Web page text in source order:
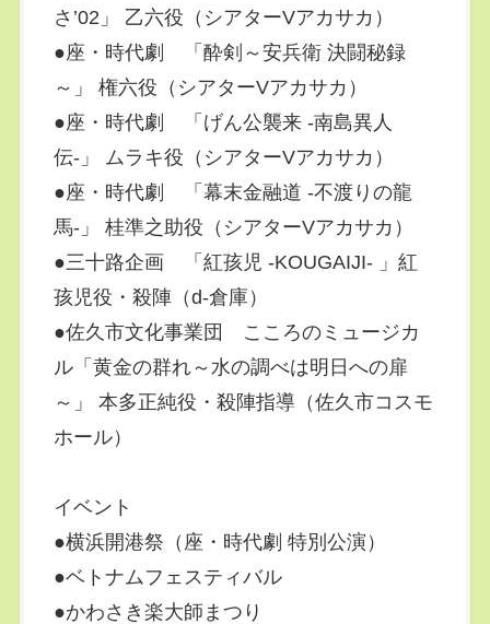
さ’02」 乙六役（シアターVアカサカ）
●座・時代劇 「酔剣～安兵衛 決闘秘録
～」 権六役（シアターVアカサカ）
●座・時代劇 「げん公襲来 -南島異人
伝-」 ムラキ役（シアターVアカサカ）
●座・時代劇 「幕末金融道 -不渡りの龍
馬-」 桂準之助役（シアターVアカサカ）
●三十路企画 「紅孩児 -KOUGAIJI- 」紅
孩児役・殺陣（d-倉庫）
●佐久市文化事業団 こころのミュージカ
ル「黄金の群れ～水の調べは明日への扉
～」 本多正純役・殺陣指導（佐久市コスモ
ホール）
イベント
●横浜開港祭（座・時代劇 特別公演）
●ベトナムフェスティバル
●かわさき楽大師まつり